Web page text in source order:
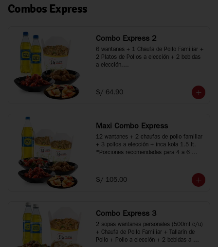
Combos Express
Combo Express 2
6 wantanes + 1 Chaufa de Pollo Familiar +
2 Platos de Pollos a elección + 2 bebidas
a elección.
*Imágenes referenciales
S/ 64.90
Maxi Combo Express
12 wantanes + 2 chaufas de pollo familiar
+ 3 pollos a elección + inca kola 1.5 lt.
*Porciones recomendadas para 4 a 6
S/ 105.00
Combo Express 3
2 sopas wantanes personales (500ml c/u)
+ Chaufa de Pollo Familiar + Tallarín de
Pollo + Pollo a elección + 2 bebidas a